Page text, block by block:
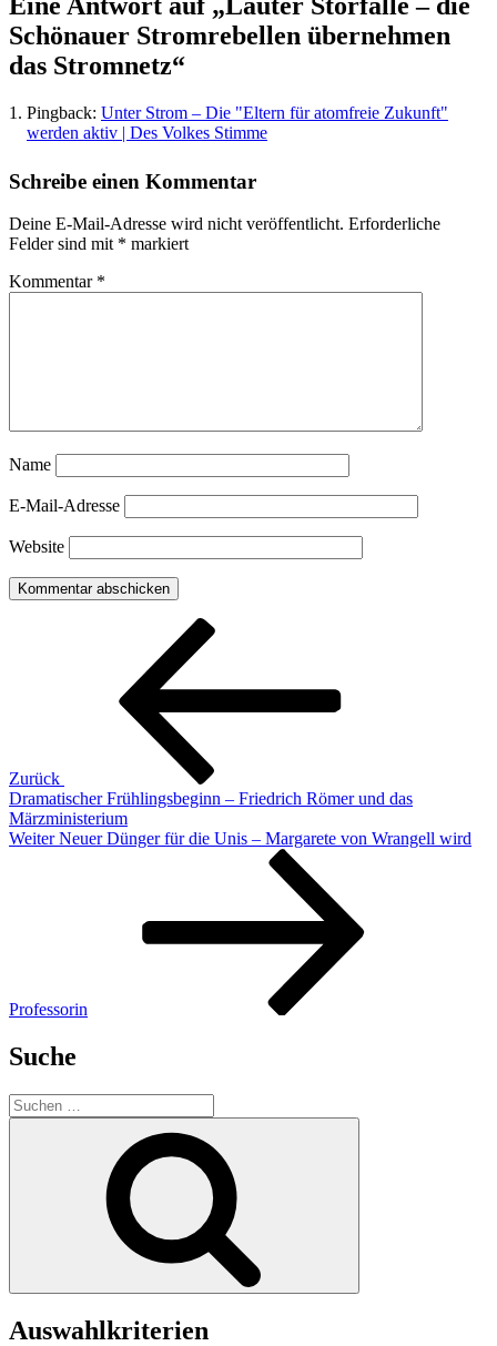
Schönauer Stromrebellen übernehmen
das Stromnetz“
Pingback: Unter Strom – Die "Eltern für atomfreie Zukunft"
werden aktiv | Des Volkes Stimme
Schreibe einen Kommentar
Deine E-Mail-Adresse wird nicht veröffentlicht. Erforderliche
Felder sind mit * markiert
Kommentar *
Name
E-Mail-Adresse
Website
Beitragsnavigation
Zurück
Dramatischer Frühlingsbeginn – Friedrich Römer und das
Märzministerium
Nächster
Weiter Neuer Dünger für die Unis – Margarete von Wrangell wird
Professorin
Suche
Suchen
nach:
Auswahlkriterien